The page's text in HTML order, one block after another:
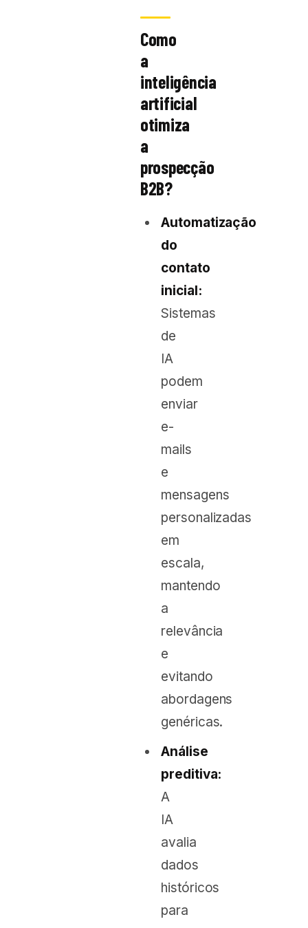
Como
a
inteligência
artificial
otimiza
a
prospecção
B2B?
Automatização
do
contato
inicial:
Sistemas
de
IA
podem
enviar
e-
mails
e
mensagens
personalizadas
em
escala,
mantendo
a
relevância
e
evitando
abordagens
genéricas.
Análise
preditiva:
A
IA
avalia
dados
históricos
para